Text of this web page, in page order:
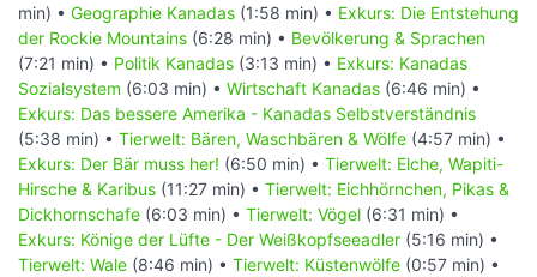
min) • Geographie Kanadas (1:58 min) • Exkurs: Die Entstehung
der Rockie Mountains (6:28 min) • Bevölkerung & Sprachen
(7:21 min) • Politik Kanadas (3:13 min) • Exkurs: Kanadas
Sozialsystem (6:03 min) • Wirtschaft Kanadas (6:46 min) •
Exkurs: Das bessere Amerika - Kanadas Selbstverständnis
(5:38 min) • Tierwelt: Bären, Waschbären & Wölfe (4:57 min) •
Exkurs: Der Bär muss her! (6:50 min) • Tierwelt: Elche, Wapiti-
Hirsche & Karibus (11:27 min) • Tierwelt: Eichhörnchen, Pikas &
Dickhornschafe (6:03 min) • Tierwelt: Vögel (6:31 min) •
Exkurs: Könige der Lüfte - Der Weißkopfseeadler (5:16 min) •
Tierwelt: Wale (8:46 min) • Tierwelt: Küstenwölfe (0:57 min) •